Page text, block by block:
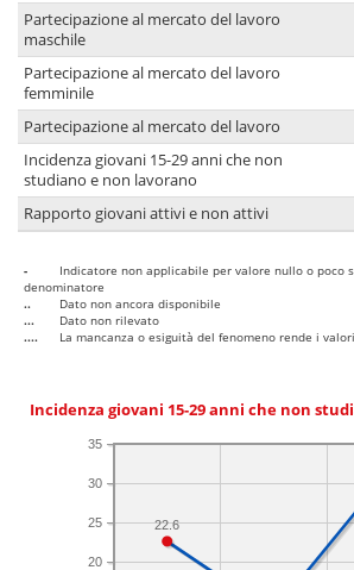
Partecipazione al mercato del lavoro
maschile
Partecipazione al mercato del lavoro
femminile
Partecipazione al mercato del lavoro
Incidenza giovani 15-29 anni che non
studiano e non lavorano
Rapporto giovani attivi e non attivi
-
Indicatore non applicabile per valore nullo o poco
denominatore
..
Dato non ancora disponibile
...
Dato non rilevato
....
La mancanza o esiguità del fenomeno rende i
Incidenza giovani 15-29 anni che non
20
25
30
35
22.6